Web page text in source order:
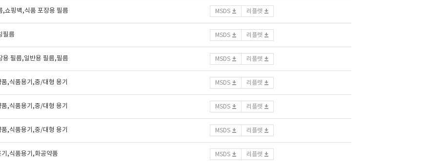
,쇼핑백,식품 포장용 필름 MSDS 리플렛
필름 MSDS 리플렛
용 필름,일반용 필름,필름 MSDS 리플렛
,식품용기,중/대형 용기 MSDS 리플렛
,식품용기,중/대형 용기 MSDS 리플렛
,식품용기,중/대형 용기 MSDS 리플렛
,식품용기,화공약품 MSDS 리플렛